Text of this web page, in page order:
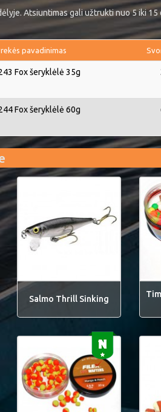
Atsiuntimas gali užtrukti nuo 5 iki 15
pavadinimas
Fox šeryklėlė 35g
Fox šeryklėlė 60g
Salmo Thrill Sinking